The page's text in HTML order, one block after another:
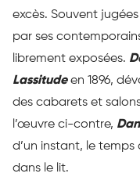
excès. Souvent
par ses
librement exposées.
Lassitudeen 1896,
des cabarets et salons
l’œuvre ci-contre,
d’un instant, le temps
dans le lit.